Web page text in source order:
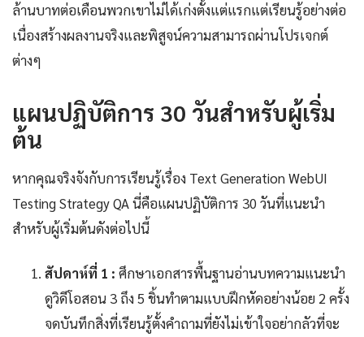
ล้านบาทต่อเดือนพวกเขาไม่ได้เก่งตั้งแต่แรกแต่เรียนรู้อย่างต่อ
เนื่องสร้างผลงานจริงและพิสูจน์ความสามารถผ่านโปรเจกต์
ต่างๆ
แผนปฏิบัติการ 30 วันสำหรับผู้เริ่ม
ต้น
หากคุณจริงจังกับการเรียนรู้เรื่อง Text Generation WebUI
Testing Strategy QA นี่คือแผนปฏิบัติการ 30 วันที่แนะนำ
สำหรับผู้เริ่มต้นดังต่อไปนี้
สัปดาห์ที่ 1 : ศึกษาเอกสารพื้นฐานอ่านบทความแนะนำ
ดูวิดีโอสอน 3 ถึง 5 ชิ้นทำตามแบบฝึกหัดอย่างน้อย 2 ครั้ง
จดบันทึกสิ่งที่เรียนรู้ตั้งคำถามที่ยังไม่เข้าใจอย่ากลัวที่จะ